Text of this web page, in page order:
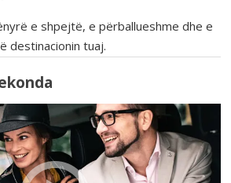
e shpejtë, e përballueshme dhe e
destinacionin tuaj.